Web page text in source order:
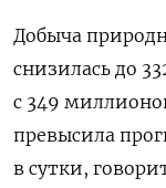
Добыча
снизилась до
с 349
превысила
в сутки,